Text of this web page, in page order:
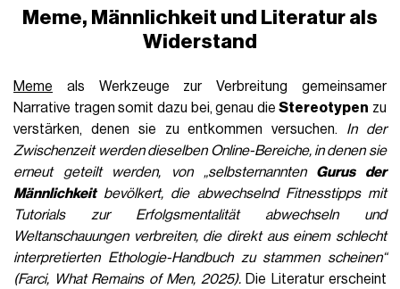
Meme, Männlichkeit und Literatur als
Widerstand
Meme als Werkzeuge zur Verbreitung gemeinsamer
Narrative tragen somit dazu bei, genau dieStereotypen zu
verstärken, denen sie zu entkommen versuchen. In der
Zwischenzeit werden dieselben Online-Bereiche, in denen sie
erneut geteilt werden, von „selbsternannten Gurus der
Männlichkeitbevölkert, die abwechselnd Fitnesstipps mit
Tutorials zur Erfolgsmentalität abwechseln und
Weltanschauungen verbreiten, die direkt aus einem schlecht
interpretierten Ethologie-Handbuch zu stammen scheinen“
(Farci, What Remains of Men, 2025).Die Literatur erscheint